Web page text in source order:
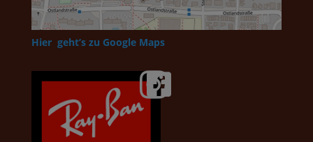
Hier geht’s zu Google Maps

